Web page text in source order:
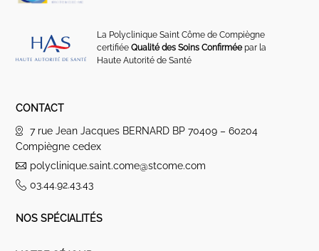
La Polyclinique Saint Côme de Compiègne
certifiéeQualité des Soins Confirméepar la
Haute Autorité de Santé
CONTACT
7 rue Jean Jacques BERNARD BP 70409 – 60204
Compiègne cedex
polyclinique.saint.come@stcome.com
03.44.92.43.43
NOS SPÉCIALITÉS